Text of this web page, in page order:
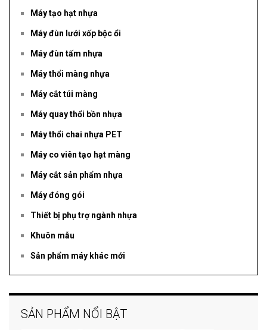
Máy tạo hạt nhựa
Máy đùn lưới xốp bộc ổi
Máy đùn tấm nhựa
Máy thổi màng nhựa
Máy cắt túi màng
Máy quay thổi bồn nhựa
Máy thổi chai nhựa PET
Máy co viên tạo hạt màng
Máy cắt sản phẩm nhựa
Máy đóng gói
Thiết bị phụ trợ ngành nhựa
Khuôn mẫu
Sản phẩm máy khác mới
SẢN PHẨM NỔI BẬT